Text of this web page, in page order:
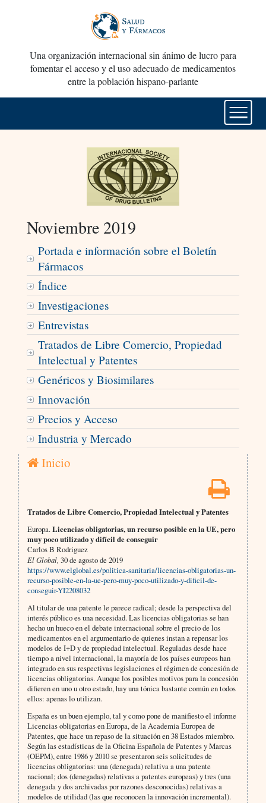
Una organización internacional sin ánimo de lucro para
fomentar el acceso y el uso adecuado de medicamentos
entre la población hispano-parlante
Noviembre 2019
Portada e información sobre el Boletín
Fármacos
Índice
Investigaciones
Entrevistas
Tratados de Libre Comercio, Propiedad
Intelectual y Patentes
Genéricos y Biosimilares
Innovación
Precios y Acceso
Industria y Mercado
Inicio
Tratados de Libre Comercio, Propiedad Intelectual y Patentes
Europa.Licencias obligatorias, un recurso posible en la UE, pero
muy poco utilizado y difícil de conseguir
Carlos B Rodriguez
El Global, 30 de agosto de 2019
https://www.elglobal.es/politica-sanitaria/licencias-obligatorias-un-
recurso-posible-en-la-ue-pero-muy-poco-utilizado-y-dificil-de-
conseguir-YI2208032
Al titular de una patente le parece radical; desde la perspectiva del
interés público es una necesidad. Las licencias obligatorias se han
hecho un hueco en el debate internacional sobre el precio de los
medicamentos en el argumentario de quienes instan a repensar los
modelos de I+D y de propiedad intelectual. Reguladas desde hace
tiempo a nivel internacional, la mayoría de los países europeos han
integrado en sus respectivas legislaciones el régimen de concesión de
licencias obligatorias. Aunque los posibles motivos para la concesión
difieren en uno u otro estado, hay una tónica bastante común en todos
ellos: apenas lo utilizan.
España es un buen ejemplo, tal y como pone de manifiesto el informe
Licencias obligatorias en Europa, de la Academia Europea de
Patentes, que hace un repaso de la situación en 38 Estados miembro.
Según las estadísticas de la Oficina Española de Patentes y Marcas
(OEPM), entre 1986 y 2010 se presentaron seis solicitudes de
licencias obligatorias: una (denegada) relativa a una patente
nacional; dos (denegadas) relativas a patentes europeas) y tres (una
denegada y dos archivadas por razones desconocidas) relativas a
modelos de utilidad (las que reconocen la innovación incremental).